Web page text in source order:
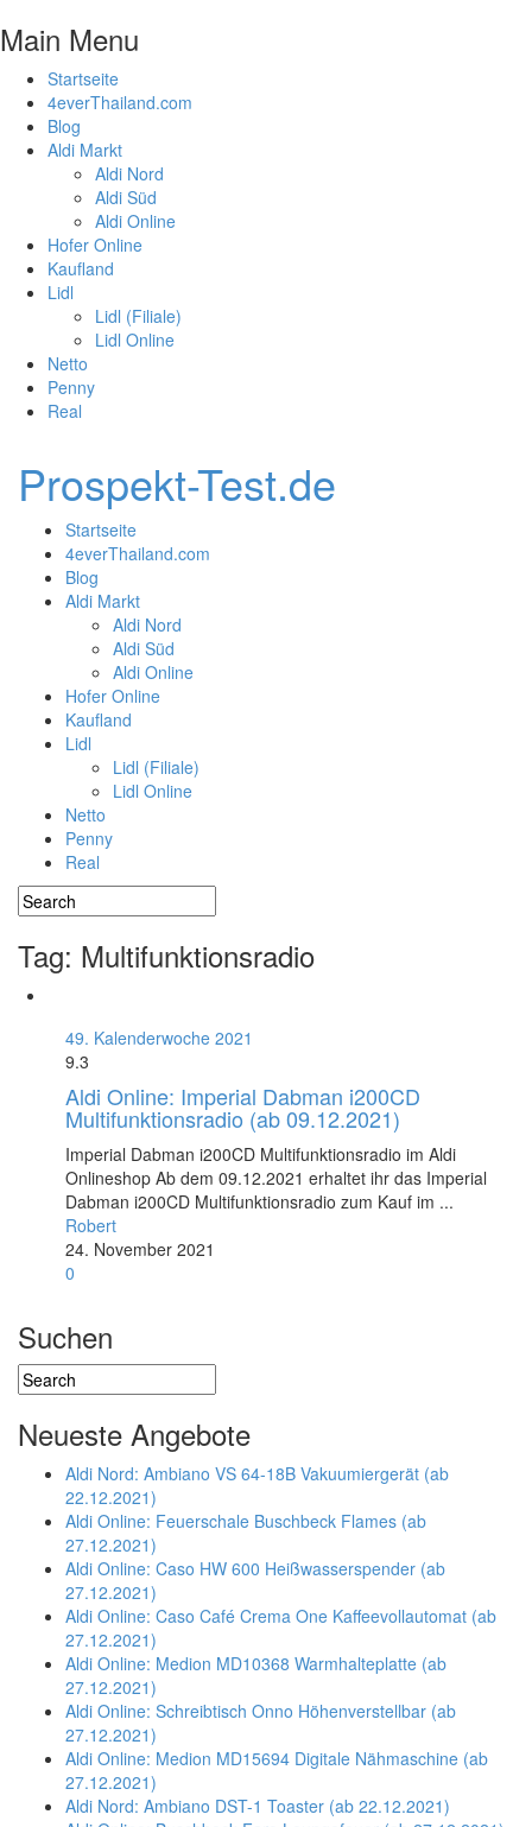
Main Menu
Startseite
4everThailand.com
Blog
Aldi Markt
Aldi Nord
Aldi Süd
Aldi Online
Hofer Online
Kaufland
Lidl
Lidl (Filiale)
Lidl Online
Netto
Penny
Real
Prospekt-Test.de
Startseite
4everThailand.com
Blog
Aldi Markt
Aldi Nord
Aldi Süd
Aldi Online
Hofer Online
Kaufland
Lidl
Lidl (Filiale)
Lidl Online
Netto
Penny
Real
Tag: Multifunktionsradio
49. Kalenderwoche 2021
9.3
Aldi Online: Imperial Dabman i200CD
Multifunktionsradio (ab 09.12.2021)
Imperial Dabman i200CD Multifunktionsradio im Aldi
Onlineshop Ab dem 09.12.2021 erhaltet ihr das Imperial
Dabman i200CD Multifunktionsradio zum Kauf im ...
Robert
24. November 2021
0
Suchen
Neueste Angebote
Aldi Nord: Ambiano VS 64-18B Vakuumiergerät (ab
22.12.2021)
Aldi Online: Feuerschale Buschbeck Flames (ab
27.12.2021)
Aldi Online: Caso HW 600 Heißwasserspender (ab
27.12.2021)
Aldi Online: Caso Café Crema One Kaffeevollautomat (ab
27.12.2021)
Aldi Online: Medion MD10368 Warmhalteplatte (ab
27.12.2021)
Aldi Online: Schreibtisch Onno Höhenverstellbar (ab
27.12.2021)
Aldi Online: Medion MD15694 Digitale Nähmaschine (ab
27.12.2021)
Aldi Nord: Ambiano DST-1 Toaster (ab 22.12.2021)